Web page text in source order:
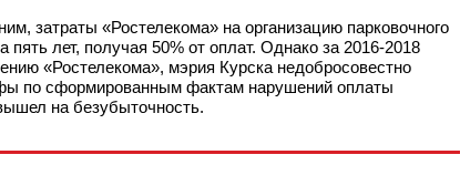
затраты «Ростелекома» на организацию парковочного
лет, получая 50% от оплат. Однако за 2016-2018
«Ростелекома», мэрия Курска недобросовестно
по сформированным фактам нарушений оплаты
на безубыточность.